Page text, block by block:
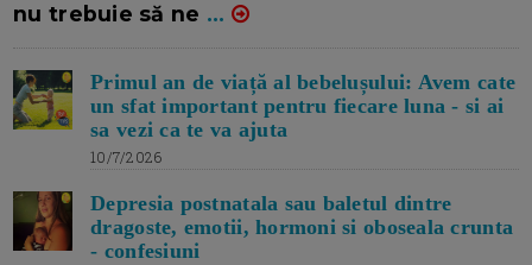
nu trebuie să ne ...
Primul an de viață al bebelușului: Avem cate
un sfat important pentru fiecare luna - si ai
sa vezi ca te va ajuta
10/7/2026
Depresia postnatala sau baletul dintre
dragoste, emotii, hormoni si oboseala crunta
- confesiuni